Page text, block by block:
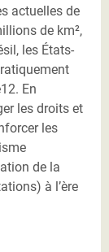
actuelles de
de km²,
les États-
En
les droits et
les
de la
à l’ère